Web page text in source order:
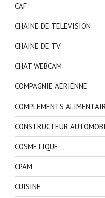
CAF
CHAINE DE TELEVISION
CHAINE DE TV
CHAT WEBCAM
COMPAGNIE AERIENNE
COMPLEMENTS
CONSTRUCTEUR
COSMETIQUE
CPAM
CUISINE